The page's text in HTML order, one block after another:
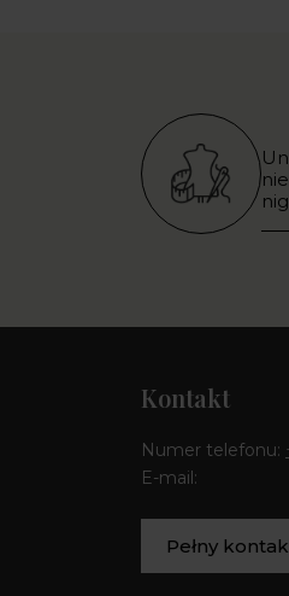
Kontakt
Numer telefonu:
E-mail:
Pełny